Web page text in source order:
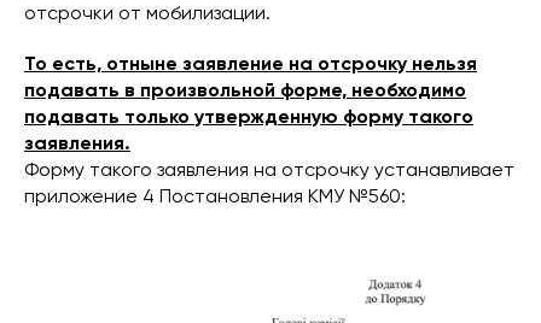
отсрочки от мобилизации.
То есть, отныне заявление на отсрочку нельзя
подавать в произвольной форме, необходимо
подавать только утвержденную форму такого
заявления.
Форму такого заявления на отсрочку устанавливает
приложение 4 Постановления КМУ №560: